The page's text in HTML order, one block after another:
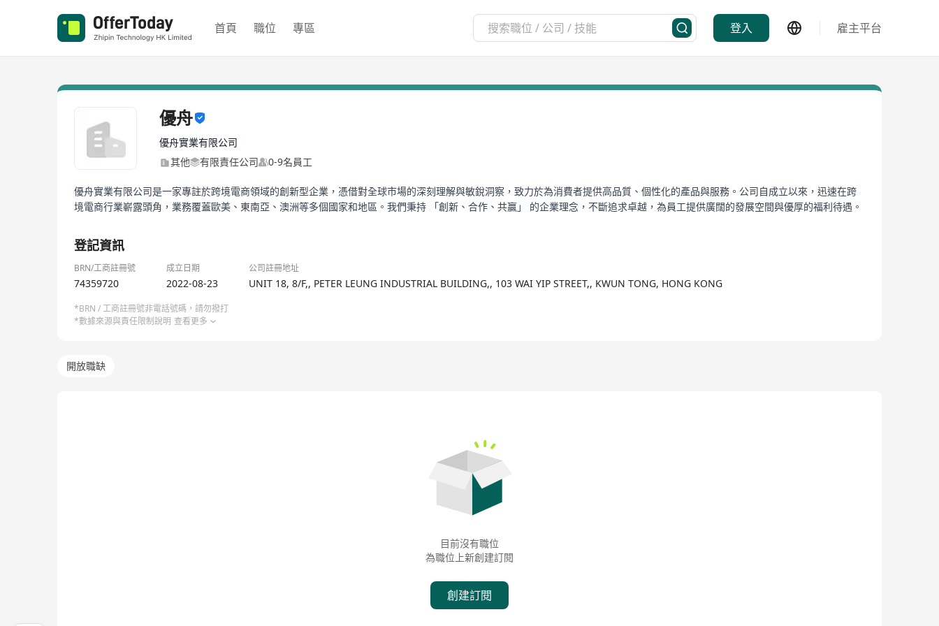
首頁 職位 專區 登入 雇主平台
優舟
優舟實業有限公司
其他
有限責任公司 0-9名員工
優舟實業有限公司是一家專註於跨境電商領域的創新型企業，憑借對全球市場的深刻理解與敏銳洞察，致力於為消費者提供高品質、個性化的產品與服務。公司自成立以來，迅速在跨
境電商行業嶄露頭角，業務覆蓋歐美、東南亞、澳洲等多個國家和地區。我們秉持 「創新、合作、共贏」 的企業理念，不斷追求卓越，為員工提供廣闊的發展空間與優厚的福利待遇。​
登記資訊
BRN/工商註冊號 成立日期 公司註冊地址
74359720 2022-08-23 UNIT 18, 8/F,, PETER LEUNG INDUSTRIAL BUILDING,, 103 WAI YIP STREET,, KWUN TONG, HONG KONG
*BRN / 工商註冊號非電話號碼，請勿撥打
*數據來源與責任限制說明 查看更多
開放職缺
目前沒有職位
為職位上新創建訂閱
創建訂閱